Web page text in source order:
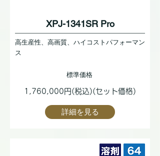
XPJ-1341SR Pro
高生産性、高画質、ハイコストパフォーマン
ス
標準価格
1,760,000円(税込)(セット価格)
詳細を見る